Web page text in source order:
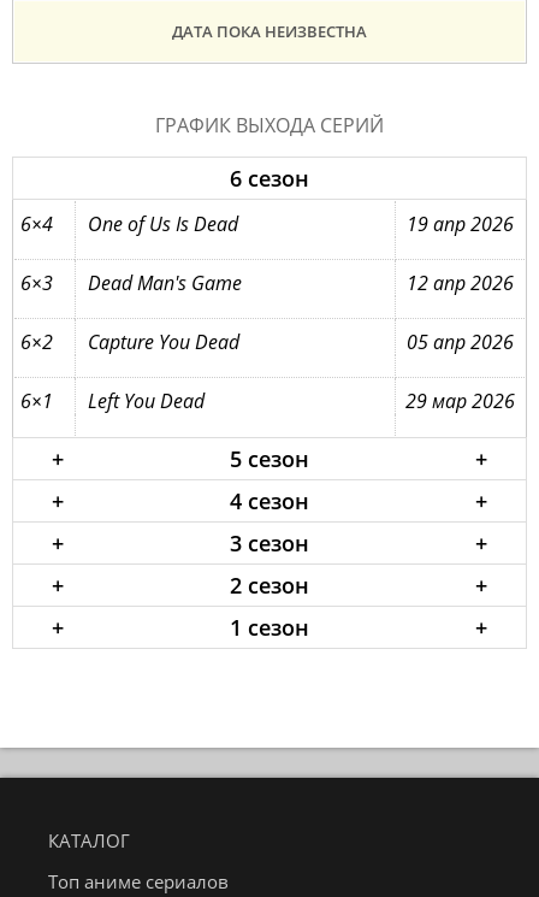
ДАТА ПОКА НЕИЗВЕСТНА
ГРАФИК ВЫХОДА СЕРИЙ
6 сезон
6×4 One of Us Is Dead 19 апр 2026
6×3 Dead Man's Game 12 апр 2026
6×2 Capture You Dead 05 апр 2026
6×1 Left You Dead 29 мар 2026
+ 5 сезон
+
+
4 сезон
+
+
3 сезон
+
+
2 сезон
+
+
1 сезон +
КАТАЛОГ
Топ аниме сериалов